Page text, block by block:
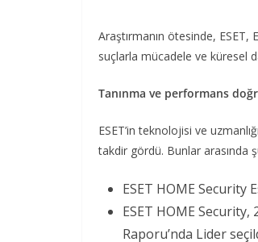
Araştırmanın ötesinde,
suçlarla mücadele ve küresel
Tanınma ve performans
ESET’in teknolojisi ve
takdir gördü. Bunlar arasında
ESET HOME Security
ESET HOME
Raporu’nda Lider